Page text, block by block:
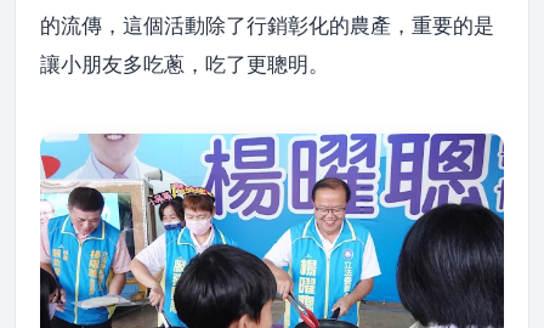
的流傳，這個活動除了行銷彰化的農產，重要的是
讓小朋友多吃蔥，吃了更聰明。